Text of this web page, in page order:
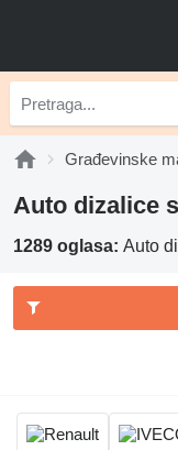
Građevinske
Auto dizalice
1289 oglasa: Auto